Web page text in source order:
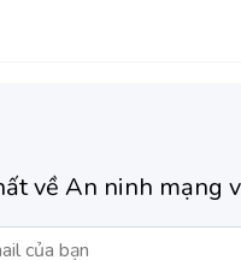
về An ninh mạng